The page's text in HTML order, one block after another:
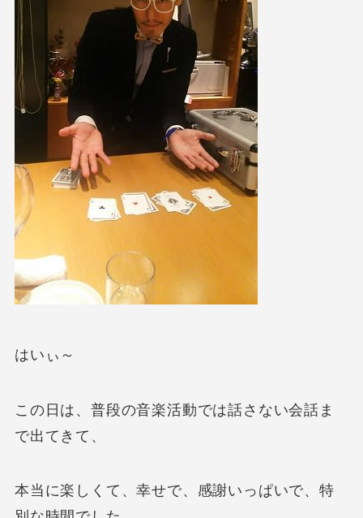
はいぃ～
この日は、普段の音楽活動では話さない会話ま
で出てきて、
本当に楽しくて、幸せで、感謝いっぱいで、特